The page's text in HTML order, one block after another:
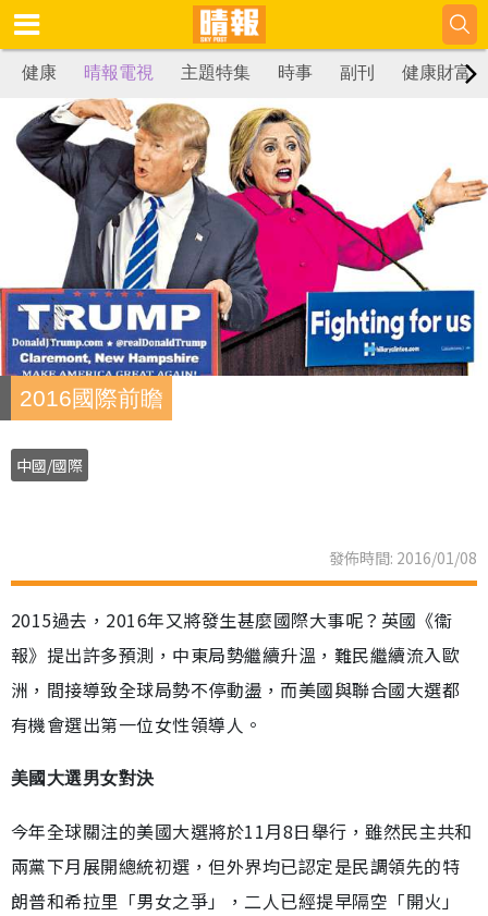
健康 晴報電視 主題特集 時事 副刊 健康財富
2016國際前瞻
中國/國際
發佈時間: 2016/01/08
2015過去，2016年又將發生甚麼國際大事呢？英國《衞
報》提出許多預測，中東局勢繼續升溫，難民繼續流入歐
洲，間接導致全球局勢不停動盪，而美國與聯合國大選都
有機會選出第一位女性領導人。
美國大選男女對決
今年全球關注的美國大選將於11月8日舉行，雖然民主共和
兩黨下月展開總統初選，但外界均已認定是民調領先的特
朗普和希拉里「男女之爭」，二人已經提早隔空「開火」